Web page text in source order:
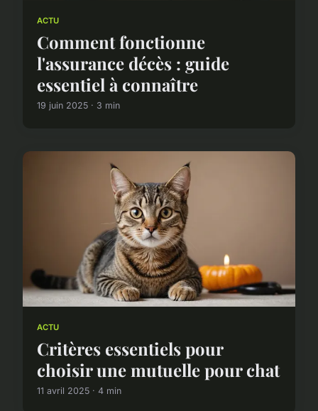
ACTU
Comment fonctionne
l'assurance décès : guide
essentiel à connaître
19 juin 2025 · 3 min
ACTU
Critères essentiels pour
choisir une mutuelle pour chat
11 avril 2025 · 4 min